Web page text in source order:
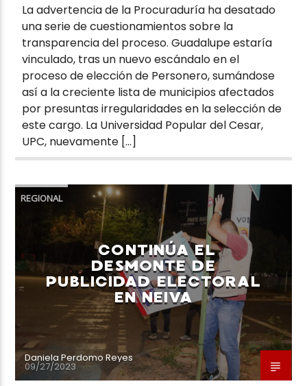
La advertencia de la Procuraduría ha desatado
una serie de cuestionamientos sobre la
transparencia del proceso. Guadalupe estaría
vinculado, tras un nuevo escándalo en el
proceso de elección de Personero, sumándose
así a la creciente lista de municipios afectados
por presuntas irregularidades en la selección de
este cargo. La Universidad Popular del Cesar,
UPC, nuevamente […]
REGIONAL
CONTINÚA EL
DESMONTE DE
PUBLICIDAD ELECTORAL
EN NEIVA
Daniela Perdomo Reyes
09/27/2023